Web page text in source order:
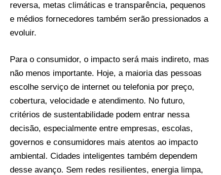
reversa, metas climáticas e transparência, pequenos
e médios fornecedores também serão pressionados a
evoluir.
Para o consumidor, o impacto será mais indireto, mas
não menos importante. Hoje, a maioria das pessoas
escolhe serviço de internet ou telefonia por preço,
cobertura, velocidade e atendimento. No futuro,
critérios de sustentabilidade podem entrar nessa
decisão, especialmente entre empresas, escolas,
governos e consumidores mais atentos ao impacto
ambiental. Cidades inteligentes também dependem
desse avanço. Sem redes resilientes, energia limpa,